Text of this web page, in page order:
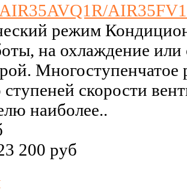
режим
на охлаждение или
Многоступенчатое
скорости
наиболее..
200 руб